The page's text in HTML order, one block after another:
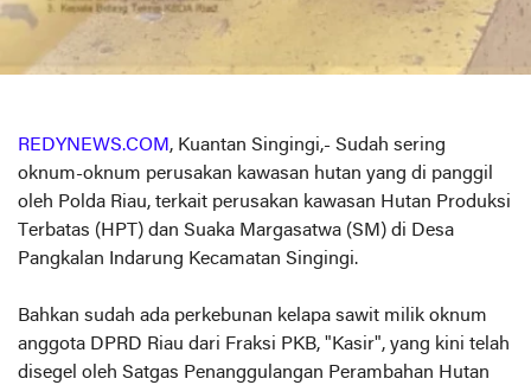
REDYNEWS.COM , Kuantan Singingi,- Sudah sering
oknum-oknum perusakan kawasan hutan yang di panggil
oleh Polda Riau, terkait perusakan kawasan Hutan Produksi
Terbatas (HPT) dan Suaka Margasatwa (SM) di Desa
Pangkalan Indarung Kecamatan Singingi.
Bahkan sudah ada perkebunan kelapa sawit milik oknum
anggota DPRD Riau dari Fraksi PKB, "Kasir", yang kini telah
disegel oleh Satgas Penanggulangan Perambahan Hutan